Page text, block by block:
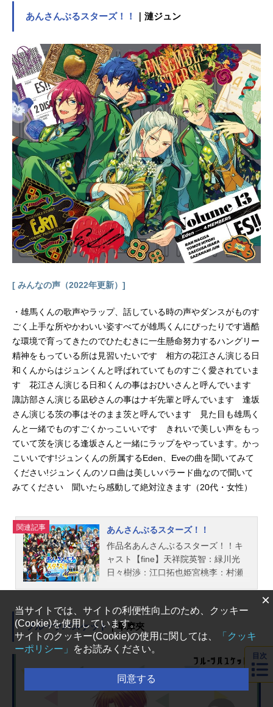
あんさんぶるスターズ！！ ｜漣ジュン
[ みんなの声（2022年更新）]
・雄馬くんの歌声やラップ、話している時の声やダンスがものす
ごく上手な所やかわいい姿すべてが雄馬くんにぴったりです過酷
な環境で育ってきたのでひたむきに一生懸命努力するハングリー
精神をもっている所は見習いたいです 相方の花江さん演じる日
和くんからはジュンくんと呼ばれていてものすごく愛されていま
す 花江さん演じる日和くんの事はおひいさんと呼んでいます
諏訪部さん演じる凪砂さんの事はナギ先輩と呼んでいます 逢坂
さん演じる茨の事はそのまま茨と呼んでいます 見た目も雄馬く
んと一緒でものすごくかっこいいです きれいで美しい声をもっ
ていて茨を演じる逢坂さんと一緒にラップをやっています。かっ
こいいです!ジュンくんの所属するEden、Eveの曲を聞いてみて
ください!ジュンくんのソロ曲は美しいバラード曲なので聞いて
みてください 聞いたら感動して絶対泣きます（20代・女性）
関連記事
あんさんぶるスターズ！！
作品名あんさんぶるスターズ！！キ
ャスト【fine】天祥院英智：緑川光
日々樹渉：江口拓也姫宮桃李：村瀬
柿原徹也遊木真：森久保祥太郎衣更
真緒：梶裕貴【流星隊】守沢千秋：
帆世雄一深海奏汰：西山宏太朗南雲
鉄虎：中島ヨシキ高峯翠：渡辺拓海
仙石忍：新田杏樹【ALKALOID】天
城一彩：梶原岳人白鳥藍良：天﨑滉
平礼瀬マヨイ：重松千晴風早巽：中
フルーツバスケット｜草摩夾
目次
×
当サイトでは、サイトの利便性向上のため、クッキー
(Cookie)を使用しています。
サイトのクッキー(Cookie)の使用に関しては、
「クッキ
ーポリシー」
をお読みください。
同意する